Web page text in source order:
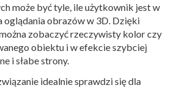
może być tyle, ile użytkownik jest w
oglądania obrazów w 3D. Dzięki
zobaczyć rzeczywisty kolor czy
obiektu i w efekcie szybciej
i słabe strony.
idealnie sprawdzi się dla